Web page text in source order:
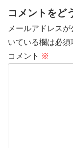
コメントをど
メールアドレスが
いている欄は必須
コメント ※